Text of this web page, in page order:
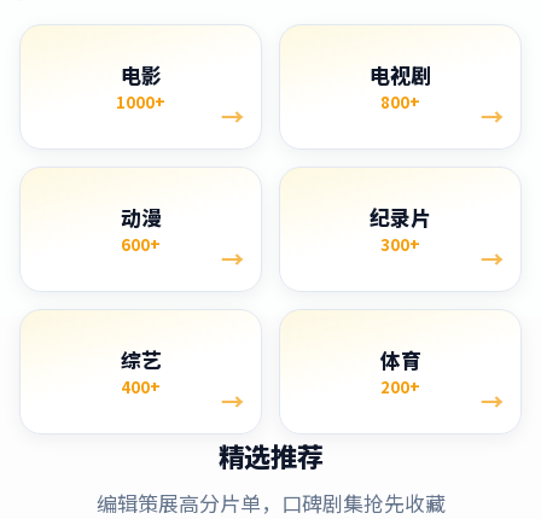
电影
1000+ →
电视剧
800+ →
动漫
600+ →
纪录片
300+ →
综艺
400+ →
体育
200+ →
精选推荐
编辑策展高分片单，口碑剧集抢先收藏